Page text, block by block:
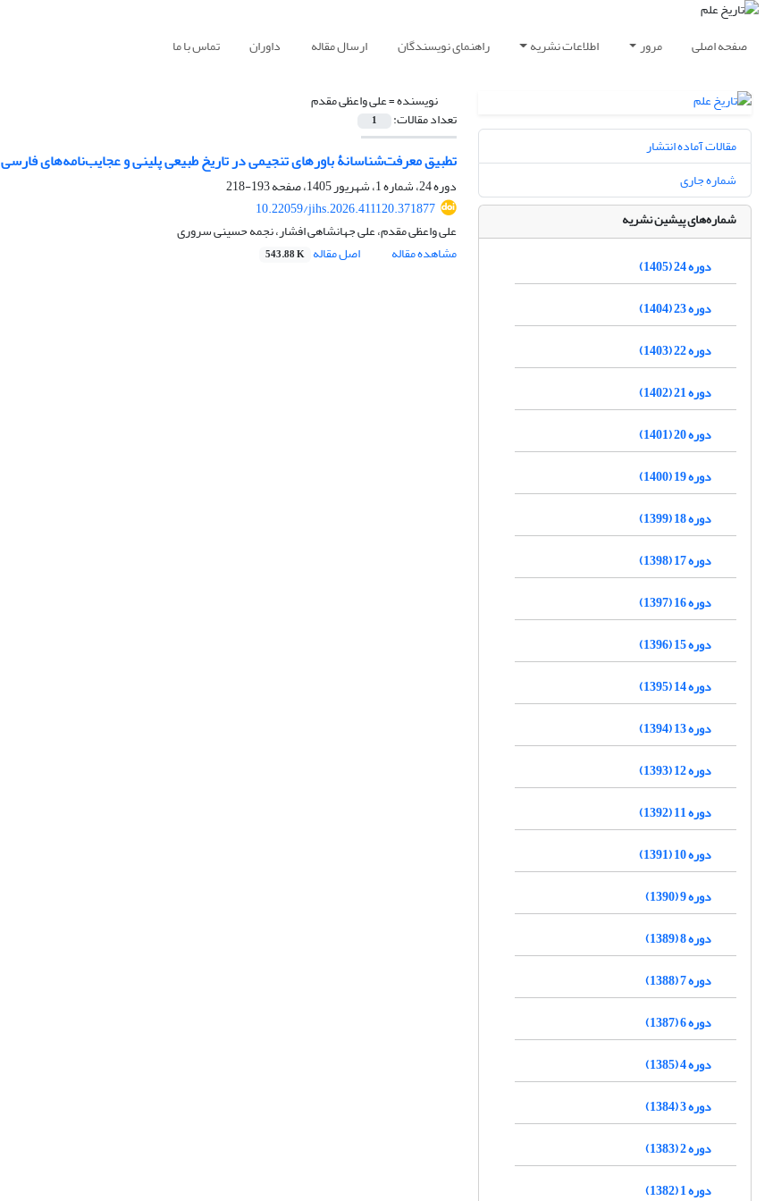
صفحه اصلی مرور اطلاعات نشریه راهنمای نویسندگان ارسال مقاله داوران تماس با ما
نویسنده =علی واعظی مقدم
تعداد مقالات: 1
تطبیق معرفت‌شناسانۀ باورهای تنجیمی در تاریخ طبیعی پلینی و عجایب‌نامه‌های فارسی
دوره 24، شماره 1، شهریور 1405، صفحه
193-218
10.22059/jihs.2026.411120.371877
علی واعظی مقدم، علی جهانشاهی افشار، نجمه حسینی سروری
مشاهده مقاله
اصل مقاله 543.88 K
مقالات آماده انتشار
شماره جاری
شماره‌های پیشین نشریه
دوره 24 (1405)
دوره 23 (1404)
دوره 22 (1403)
دوره 21 (1402)
دوره 20 (1401)
دوره 19 (1400)
دوره 18 (1399)
دوره 17 (1398)
دوره 16 (1397)
دوره 15 (1396)
دوره 14 (1395)
دوره 13 (1394)
دوره 12 (1393)
دوره 11 (1392)
دوره 10 (1391)
دوره 9 (1390)
دوره 8 (1389)
دوره 7 (1388)
دوره 6 (1387)
دوره 4 (1385)
دوره 3 (1384)
دوره 2 (1383)
دوره 1 (1382)